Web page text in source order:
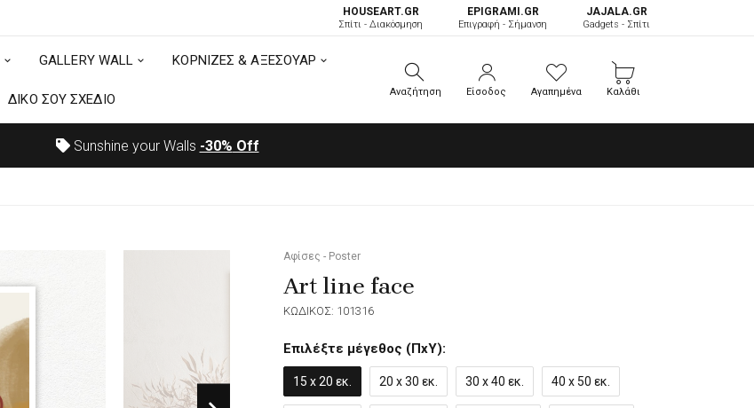
ΔΙΚΟ ΣΟΥ ΣΧΕΔΙΟ
HOUSEART.GR
Σπίτι - Διακόσμηση
ΕPIGRAMI.GR
Επιγραφή - Σήμανση
JAJALA.GR
Gadgets - Σπίτι
GALLERY WALL ΚΟΡΝΙΖΕΣ & ΑΞΕΣΟΥΑΡ
ΔΙΚΟ ΣΟΥ ΣΧΕΔΙΟ Αναζήτηση Είσοδος Αγαπημένα Καλάθι
Sunshine your Walls -30% Off
Αφίσες - Poster
Art line face
ΚΩΔΙΚΟΣ: 101316
Επιλέξτε μέγεθος (ΠxΥ):
15 x 20 εκ. 20 x 30 εκ. 30 x 40 εκ. 40 x 50 εκ.